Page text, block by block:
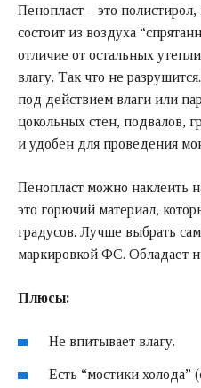
Пенопласт – это
состоит из воздуха
отличие от остальных
влагу. Так что не
под действием влаги или
цокольных стен, подвалов,
и удобен для проведения
Пенопласт можно наклеить
это горючий материал,
градусов. Лучше выбрать
маркировкой ФС. Обладает
Плюсы:
Не впитывает влагу.
Есть “мостики холода”